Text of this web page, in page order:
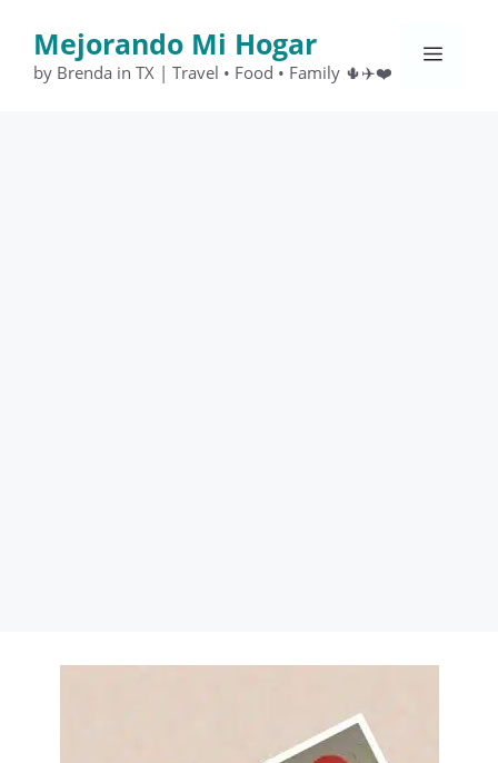
contenido
Mejorando Mi Hogar
by Brenda in TX | Travel • Food • Family 🌵✈️❤️
Menú